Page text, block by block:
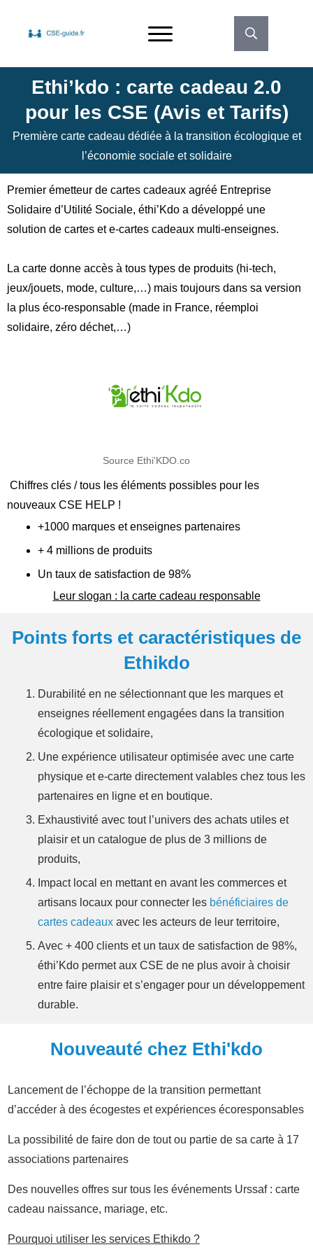
Ethi’kdo : carte cadeau 2.0
pour les CSE (Avis et Tarifs)
Première carte cadeau dédiée à la transition écologique et
l’économie sociale et solidaire
Premier émetteur de cartes cadeaux agréé Entreprise
Solidaire d’Utilité Sociale, éthi’Kdo a développé une
solution de cartes et e-cartes cadeaux multi-enseignes.
La carte donne accès à tous types de produits (hi-tech,
jeux/jouets, mode, culture,…) mais toujours dans sa version
la plus éco-responsable (made in France, réemploi
solidaire, zéro déchet,…)
Source Ethi'KDO.co
Chiffres clés / tous les éléments possibles pour les
nouveaux CSE HELP !
+1000 marques et enseignes partenaires
+ 4 millions de produits
Un taux de satisfaction de 98%
Leur slogan : la carte cadeau responsable
Points forts et caractéristiques de
Ethikdo
Durabilité en ne sélectionnant que les marques et
enseignes réellement engagées dans la transition
écologique et solidaire,
Une expérience utilisateur optimisée avec une carte
physique et e-carte directement valables chez tous les
partenaires en ligne et en boutique.
Exhaustivité avec tout l’univers des achats utiles et
plaisir et un catalogue de plus de 3 millions de
produits,
Impact local en mettant en avant les commerces et
artisans locaux pour connecter les bénéficiaires de
cartes cadeaux avec les acteurs de leur territoire,
Avec + 400 clients et un taux de satisfaction de 98%,
éthi’Kdo permet aux CSE de ne plus avoir à choisir
entre faire plaisir et s’engager pour un développement
durable.
Nouveauté chez Ethi'kdo
Lancement de l’échoppe de la transition permettant
d’accéder à des écogestes et expériences écoresponsables
La possibilité de faire don de tout ou partie de sa carte à 17
associations partenaires
Des nouvelles offres sur tous les événements Urssaf : carte
cadeau naissance, mariage, etc.
Pourquoi utiliser les services Ethikdo ?